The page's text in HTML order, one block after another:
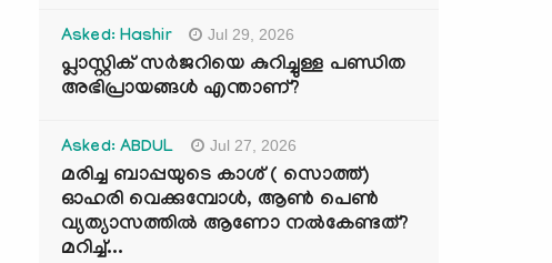
Asked: Hashir Jul 29, 2026
പ്ലാസ്റ്റിക് സർജറിയെ കുറിച്ചുള്ള പണ്ഡിത
അഭിപ്രായങ്ങൾ എന്താണ്?
Asked: ABDUL Jul 27, 2026
മരിച്ച ബാപ്പയുടെ കാശ് ( സൊത്ത്)
ഓഹരി വെക്കുമ്പോൾ, ആണ്‍ പെണ്‍
വ്യത്യാസത്തില്‍ ആണോ നല്‍കേണ്ടത്?
മറിച്ച്...